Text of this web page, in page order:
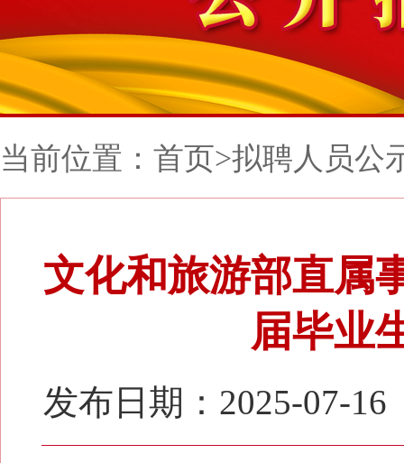
当前位置： 首页>拟聘人员公
文化和旅游部直属
届毕业
发布日期：2025-07-16